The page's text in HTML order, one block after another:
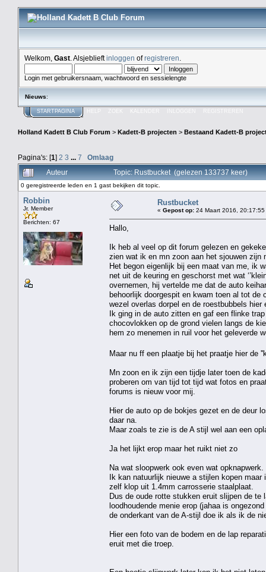
Welkom, Gast . Alsjeblieftinloggen ofregistreren
Login met gebruikersnaam, wachtwoord en sessielengte
Nieuws:
STARTPAGINA ZOEK
Holland Kadett B Club Forum > Kadett-B projecten > Bestaand Kadett-B
Pagina's: [1] 2 3 ... 7
Omlaag
Auteur
Topic: Rustbucket (gelezen 133737 keer)
0 geregistreerde leden en 1 gast bekijken dit topic.
Robbin
Jr. Member
Berichten: 67
Rustbucket
« Gepost op: 24 Maart 2016, 20:17:55
Hallo,
Ik heb al veel op dit forum gelezen en
zien wat ik en mn zoon aan het sjouwen zijn
Het begon eigenlijk bij een maat van me, ik
net uit de keuring en geschorst met wat
overnemen, hij vertelde me dat de auto
behoorlijk doorgespit en kwam toen al tot
wezel overlas dorpel en de roestbubbels
Ik ging in de auto zitten en gaf een flinke
chocovlokken op de grond vielen langs de
hem zo menemen in ruil voor het geleverde
Maar nu ff een plaatje bij het praatje hier de
Mn zoon en ik zijn een tijdje later toen de
proberen om van tijd tot tijd wat fotos en
forums is nieuw voor mij.
Hier de auto op de bokjes gezet en de deur
daar na.
Maar zoals te zie is de A stijl wel aan een
Ja het lijkt erop maar het ruikt niet zo
Na wat sloopwerk ook even wat opknapwerk.
Ik kan natuurlijk nieuwe a stijlen kopen
zelf klop uit 1.4mm carrosserie staalplaat.
Dus de oude rotte stukken eruit slijpen de te
loodhoudende menie erop (jahaa is
de onderkant van de A-stijl doe ik als ik de
Hier een foto van de bodem en de lap
eruit met die troep.